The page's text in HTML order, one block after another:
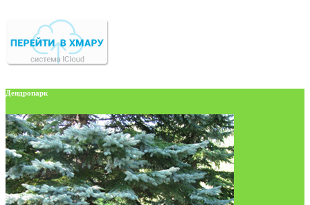
Дендропарк